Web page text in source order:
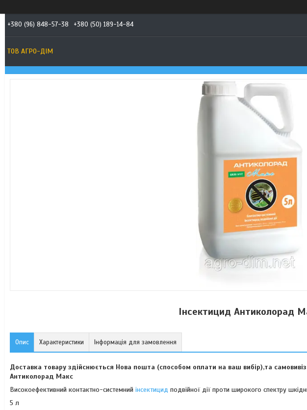
+380 (96) 848-57-38 +380 (50) 189-14-84
ТОВ АГРО-ДIМ
Інсектицид Антиколорад
Опис Характеристики Інформація для замовлення
Доставка товару здійснюється Нова пошта (способом оплати на ваш вибір),та
Антиколорад Макс
Високоефективний контактно-системний інсектицид подвійної дії проти широкого спектру
5 л